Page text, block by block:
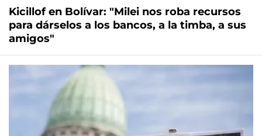
Kicillof en Bolívar: "Milei nos roba recursos
para dárselos a los bancos, a la timba, a sus
amigos"